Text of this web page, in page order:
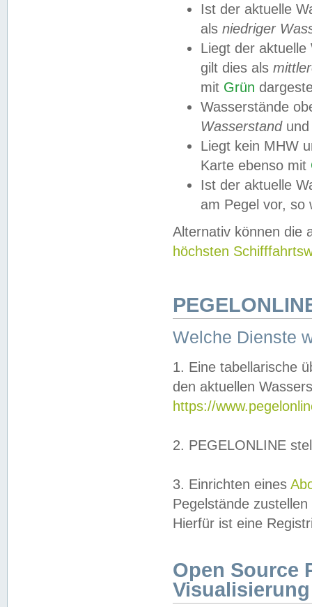
Ist der aktuelle
als niedriger
Liegt der
gilt dies als
mit Grün
Wasserstände
Wasserstandund
Liegt kein MHW
Karte ebenso mit
Ist der aktuelle
am Pegel vor,
Alternativ können die
höchsten
Welche Dienste
1. Eine tabellarische
den aktuellen
https://
2. PEGELONLINE
3. Einrichten eines
Pegelstände
Hierfür ist eine
Open Source
Visualisierung